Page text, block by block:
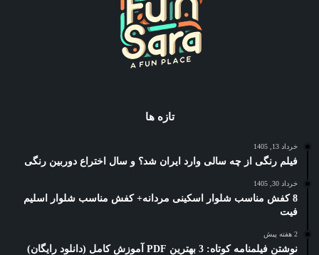
تازه ها
خرداد 13, 1405
فیلم رنگی از چه سالی وارد ایران شد؟ و سال اختراع دوربین رنگی
خرداد 30, 1405
8 کفش مناسب شلوار اسکینی مردانه+ کفش مناسب شلوار اسلیم
فیت
2 هفته پیش
نوشتن فیلمنامه کوتاه: 3 بهترین PDF آموزش کامل (دانلود رایگان)